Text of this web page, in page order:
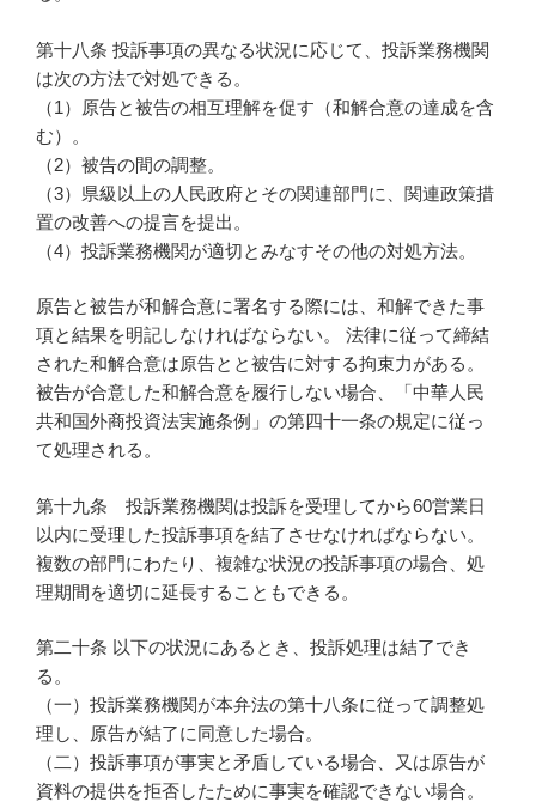
第十八条 投訴事項の異なる状況に応じて、投訴業務機関
は次の方法で対処できる。
（1）原告と被告の相互理解を促す（和解合意の達成を含
む）。
（2）被告の間の調整。
（3）県級以上の人民政府とその関連部門に、関連政策措
置の改善への提言を提出。
（4）投訴業務機関が適切とみなすその他の対処方法。
原告と被告が和解合意に署名する際には、和解できた事
項と結果を明記しなければならない。 法律に従って締結
された和解合意は原告とと被告に対する拘束力がある。
被告が合意した和解合意を履行しない場合、「中華人民
共和国外商投資法実施条例」の第四十一条の規定に従っ
て処理される。
第十九条 投訴業務機関は投訴を受理してから60営業日
以内に受理した投訴事項を結了させなければならない。
複数の部門にわたり、複雑な状況の投訴事項の場合、処
理期間を適切に延長することもできる。
第二十条 以下の状況にあるとき、投訴処理は結了でき
る。
（一）投訴業務機関が本弁法の第十八条に従って調整処
理し、原告が結了に同意した場合。
（二）投訴事項が事実と矛盾している場合、又は原告が
資料の提供を拒否したために事実を確認できない場合。